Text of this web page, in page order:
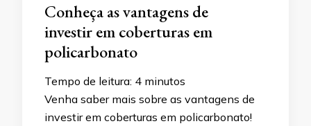
Conheça as vantagens de
investir em coberturas em
policarbonato
Tempo de leitura: 4 minutos
Venha saber mais sobre as vantagens de
investir em coberturas em policarbonato!